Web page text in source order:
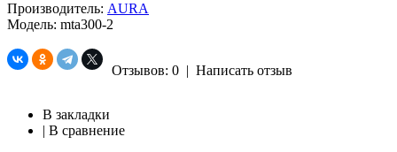
Производитель: AURA
Модель: mta300-2
Отзывов: 0 | Написать отзыв
В закладки
| В сравнение